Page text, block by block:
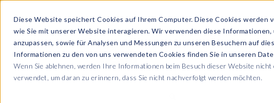
Diese Website speichert Cookies auf Ihrem Computer. Diese Cookies werden
wie Sie mit unserer Website interagieren. Wir verwenden diese
anzupassen, sowie für Analysen und Messungen zu unseren Besuchern auf
Informationen zu den von uns verwendeten Cookies finden Sie in unseren
Wenn Sie ablehnen, werden Ihre Informationen beim Besuch dieser Website
verwendet, um daran zu erinnern, dass Sie nicht nachverfolgt werden möchten.
PRODUKTE SERVICES
Lesen Sie alle Updates zu SAP SLO,
ÜBER UNS